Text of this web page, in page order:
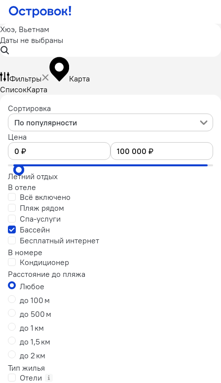
Хюэ, Вьетнам
Даты не выбраны
Фильтры
Карта
СписокКарта
Сортировка
По популярности
Цена
Летний отдых
В отеле
Всё включено
Пляж рядом
Спа-услуги
Бассейн
Бесплатный интернет
В номере
Кондиционер
Расстояние до пляжа
Любое
до 100 м
до 500 м
до 1 км
до 1,5 км
до 2 км
Тип жилья
Отели